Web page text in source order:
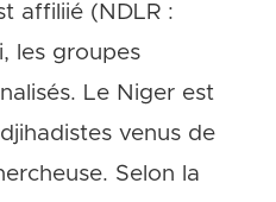
affiliié (NDLR :
les groupes
Le Niger est
venus de
Selon la